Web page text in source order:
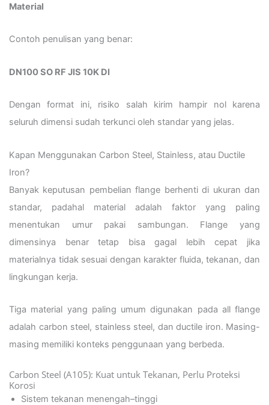
Material
Contoh penulisan yang benar:
DN100 SO RF JIS 10K DI
Dengan format ini, risiko salah kirim hampir nol karena
seluruh dimensi sudah terkunci oleh standar yang jelas.
Kapan Menggunakan Carbon Steel, Stainless, atau Ductile
Iron?
Banyak keputusan pembelian flange berhenti di ukuran dan
standar, padahal material adalah faktor yang paling
menentukan umur pakai sambungan. Flange yang
dimensinya benar tetap bisa gagal lebih cepat jika
materialnya tidak sesuai dengan karakter fluida, tekanan, dan
lingkungan kerja.
Tiga material yang paling umum digunakan pada all flange
adalah carbon steel, stainless steel, dan ductile iron. Masing-
masing memiliki konteks penggunaan yang berbeda.
Carbon Steel (A105): Kuat untuk Tekanan, Perlu Proteksi
Korosi
Sistem tekanan menengah–tinggi